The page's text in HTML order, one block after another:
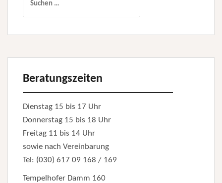
Beratungszeiten
Dienstag 15 bis 17 Uhr
Donnerstag 15 bis 18 Uhr
Freitag 11 bis 14 Uhr
sowie nach Vereinbarung
Tel: (030) 617 09 168 / 169
Tempelhofer Damm 160